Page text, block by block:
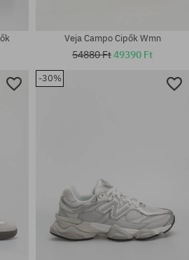
Veja Campo Cipők Wmn
54880 Ft49390 Ft
-30%